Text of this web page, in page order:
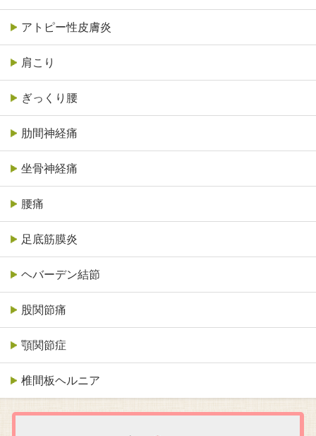
アトピー性皮膚炎
肩こり
ぎっくり腰
肋間神経痛
坐骨神経痛
腰痛
足底筋膜炎
ヘバーデン結節
股関節痛
顎関節症
椎間板ヘルニア